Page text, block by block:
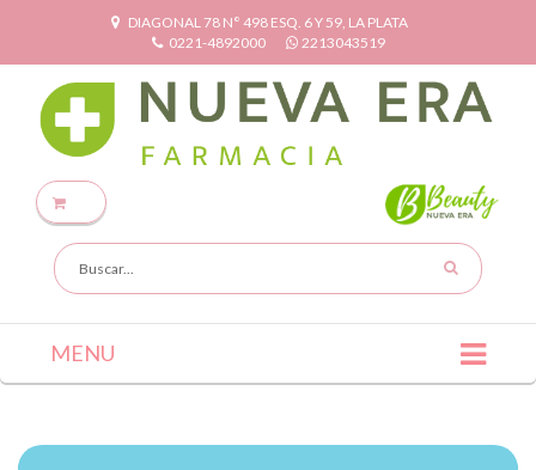
DIAGONAL 78 N° 498 ESQ. 6 Y 59, LA PLATA
0221-4892000
2213043519
MENU